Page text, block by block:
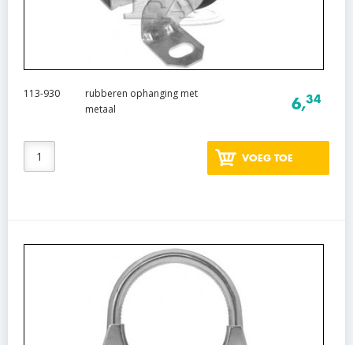
113-930
rubberen ophanging met
metaal
6,34
VOEG TOE